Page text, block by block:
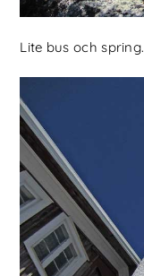
Lite bus och spring.